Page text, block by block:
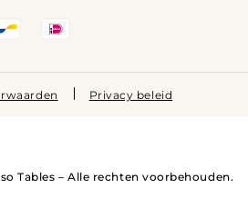
Tables – Alle rechten voorbehouden.
Privacy beleid